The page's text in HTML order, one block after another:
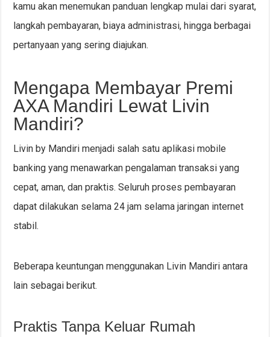
kamu akan menemukan panduan lengkap mulai dari syarat,
langkah pembayaran, biaya administrasi, hingga berbagai
pertanyaan yang sering diajukan.
Mengapa Membayar Premi
AXA Mandiri Lewat Livin
Mandiri?
Livin by Mandiri menjadi salah satu aplikasi mobile
banking yang menawarkan pengalaman transaksi yang
cepat, aman, dan praktis. Seluruh proses pembayaran
dapat dilakukan selama 24 jam selama jaringan internet
stabil.
Beberapa keuntungan menggunakan Livin Mandiri antara
lain sebagai berikut.
Praktis Tanpa Keluar Rumah